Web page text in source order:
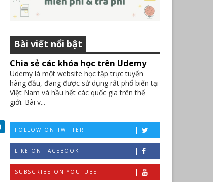
Bài viết nổi bật
Chia sẻ các khóa học trên Udemy
Udemy là một website học tập trực tuyến
hàng đầu, đang được sử dụng rất phổ biến tại
Việt Nam và hầu hết các quốc gia trên thế
giới. Bài v...
FOLLOW ON TWITTER
LIKE ON FACEBOOK
SUBSCRIBE ON YOUTUBE